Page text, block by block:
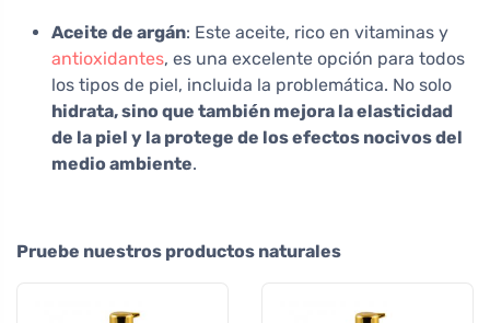
Aceite de argán: Este aceite, rico en vitaminas y
antioxidantes, es una excelente opción para todos
los tipos de piel, incluida la problemática. No solo
hidrata, sino que también mejora la elasticidad
de la piel y la protege de los efectos nocivos del
medio ambiente.
Pruebe nuestros productos naturales